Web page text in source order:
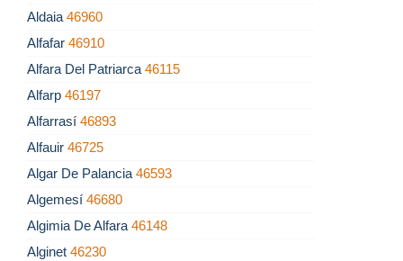
Aldaia 46960
Alfafar 46910
Alfara Del Patriarca 46115
Alfarp 46197
Alfarrasí 46893
Alfauir 46725
Algar De Palancia 46593
Algemesí 46680
Algimia De Alfara 46148
Alginet 46230